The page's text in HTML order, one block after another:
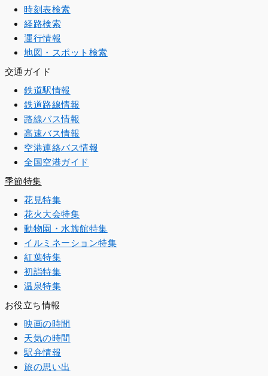
時刻表検索
経路検索
運行情報
地図・スポット検索
交通ガイド
鉄道駅情報
鉄道路線情報
路線バス情報
高速バス情報
空港連絡バス情報
全国空港ガイド
季節特集
花見特集
花火大会特集
動物園・水族館特集
イルミネーション特集
紅葉特集
初詣特集
温泉特集
お役立ち情報
映画の時間
天気の時間
駅弁情報
旅の思い出